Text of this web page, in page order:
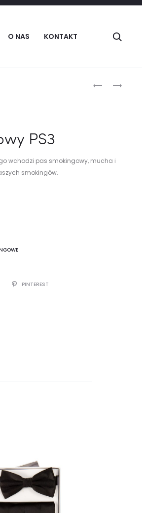
O NAS KONTAKT
POSZETKA
PS3
wchodzi pas smokingowy, mucha i
smokingów.
PINTEREST